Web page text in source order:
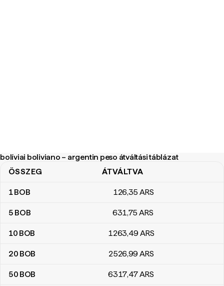
bolíviai boliviano – argentin peso átváltási táblázat
bolíviai boliviano – argentin peso átváltási táblázat
ÖSSZEG ÁTVÁLTVA
1BOB 126,35 ARS
5 BOB 631,75 ARS
10 BOB 1263,49 ARS
20 BOB 2526,99 ARS
50 BOB 6317,47ARS